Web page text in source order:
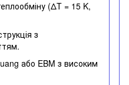
(ΔT = 15 K,
з
або EBM з високим